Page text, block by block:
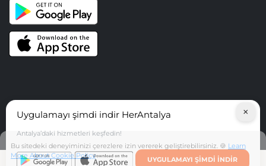
© HerAntalya. 2026. Tüm Hakları Saklıdır
Uygulamayı şimdi indir HerAntalya
Antalya’daki hizmetleri keşfedin!
UYGULAMAYI ŞIMDI INDIR
×
Bu sitedeki deneyiminizi çerezlere izin vererek geliştirebilirsiniz. 🍪 Learn
More About Cookie Policy